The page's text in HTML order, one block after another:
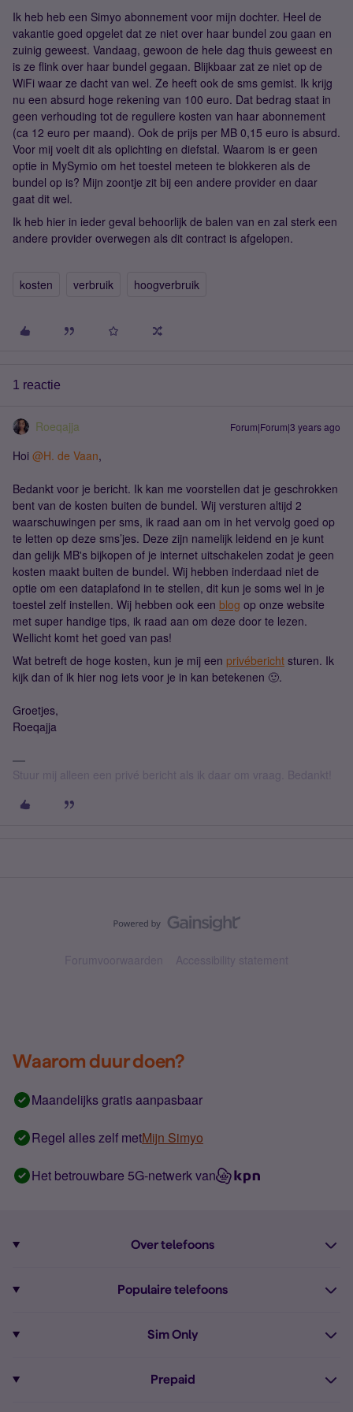
Ik heb heb een Simyo abonnement voor mijn dochter. Heel de
vakantie goed opgelet dat ze niet over haar bundel zou gaan en
zuinig geweest. Vandaag, gewoon de hele dag thuis geweest en
is ze flink over haar bundel gegaan. Blijkbaar zat ze niet op de
WiFi waar ze dacht van wel. Ze heeft ook de sms gemist. Ik krijg
nu een absurd hoge rekening van 100 euro. Dat bedrag staat in
geen verhouding tot de reguliere kosten van haar abonnement
(ca 12 euro per maand). Ook de prijs per MB 0,15 euro is absurd.
Voor mij voelt dit als oplichting en diefstal. Waarom is er geen
optie in MySymio om het toestel meteen te blokkeren als de
bundel op is? Mijn zoontje zit bij een andere provider en daar
gaat dit wel.
Ik heb hier in ieder geval behoorlijk de balen van en zal sterk een
andere provider overwegen als dit contract is afgelopen.
kosten verbruik hoogverbruik
1 reactie
Roeqajja Forum|Forum|3 years ago
Hoi @H. de Vaan,
Bedankt voor je bericht. Ik kan me voorstellen dat je geschrokken
bent van de kosten buiten de bundel. Wij versturen altijd 2
waarschuwingen per sms, ik raad aan om in het vervolg goed op
te letten op deze sms’jes. Deze zijn namelijk leidend en je kunt
dan gelijk MB's bijkopen of je internet uitschakelen zodat je geen
kosten maakt buiten de bundel. Wij hebben inderdaad niet de
optie om een dataplafond in te stellen, dit kun je soms wel in je
toestel zelf instellen. Wij hebben ook een blog op onze website
met super handige tips, ik raad aan om deze door te lezen.
Wellicht komt het goed van pas!
Wat betreft de hoge kosten, kun je mij een privébericht sturen. Ik
kijk dan of ik hier nog iets voor je in kan betekenen 🙂.
Groetjes,
Roeqajja
Stuur mij alleen een privé bericht als ik daar om vraag. Bedankt!
Forumvoorwaarden Accessibility statement
Waarom duur doen?
Maandelijks gratis aanpasbaar
Regel alles zelf metMijn Simyo
Het betrouwbare 5G-netwerk van
Over telefoons
Alle telefoons
Populaire telefoons
iPhone 16
Sim Only
Prepaid